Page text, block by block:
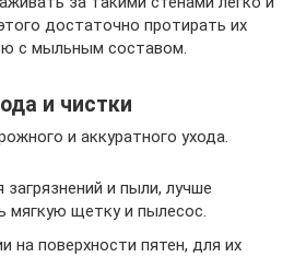
достаточно протирать их
с мыльным составом.
и чистки
и аккуратного ухода.
загрязнений и пыли, лучше
мягкую щетку и пылесос.
на поверхности пятен, для их